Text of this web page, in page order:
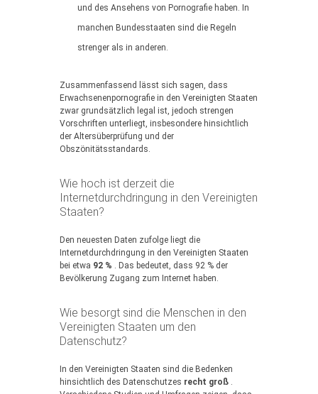
und des Ansehens von Pornografie haben. In
manchen Bundesstaaten sind die Regeln
strenger als in anderen.
Zusammenfassend lässt sich sagen, dass
Erwachsenenpornografie in den Vereinigten Staaten
zwar grundsätzlich legal ist, jedoch strengen
Vorschriften unterliegt, insbesondere hinsichtlich
der Altersüberprüfung und der
Obszönitätsstandards.
Wie hoch ist derzeit die
Internetdurchdringung in den Vereinigten
Staaten?
Den neuesten Daten zufolge liegt die
Internetdurchdringung in den Vereinigten Staaten
bei etwa 92 % . Das bedeutet, dass 92 % der
Bevölkerung Zugang zum Internet haben.
Wie besorgt sind die Menschen in den
Vereinigten Staaten um den
Datenschutz?
In den Vereinigten Staaten sind die Bedenken
hinsichtlich des Datenschutzes recht groß .